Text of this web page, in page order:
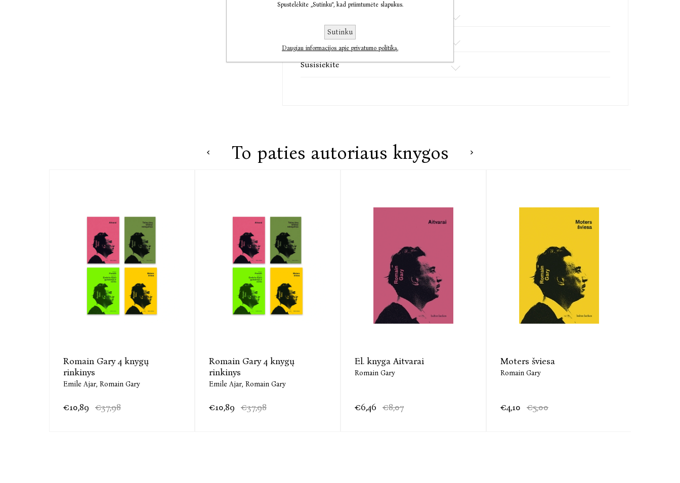
Komentarai
Susisiekite
To paties autoriaus knygos
Romain Gary 4 knygų
rinkinys
Emile Ajar, Romain Gary
€10,89 €37,98
Romain Gary 4 knygų
rinkinys
Emile Ajar, Romain Gary
€10,89 €37,98
El. knyga Aitvarai
Romain Gary
€6,46 €8,07
Moters šviesa
Romain Gary
€4,10 €5,00
Spustelėkite „Sutinku“, kad priimtumėte slapukus.
Sutinku
Daugiau informacijos apie privatumo politiką.